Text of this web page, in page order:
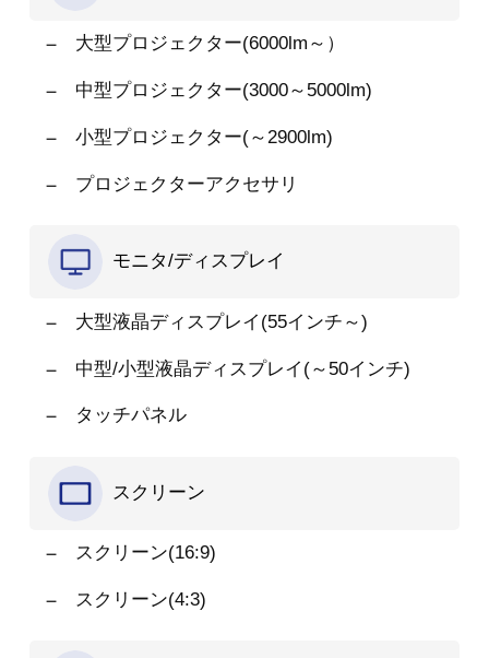
大型プロジェクター(6000lm～）
中型プロジェクター(3000～5000lm)
小型プロジェクター(～2900lm)
プロジェクターアクセサリ
モニタ/ディスプレイ
大型液晶ディスプレイ(55インチ～)
中型/小型液晶ディスプレイ(～50インチ)
タッチパネル
スクリーン
スクリーン(16:9)
スクリーン(4:3)